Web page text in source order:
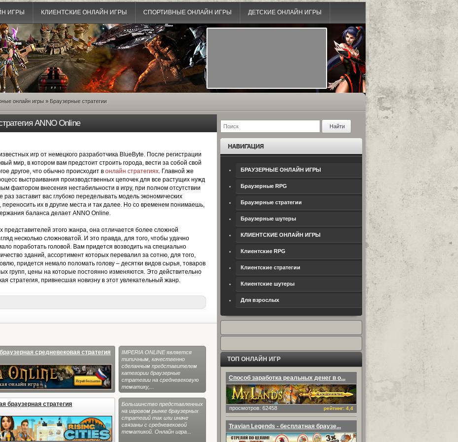
ИГРЫ КЛИЕНТСКИЕ ОНЛАЙН ИГРЫ СПОРТИВНЫЕ ОНЛАЙН ИГРЫ ДЕТСКИЕ ОНЛАЙН ИГРЫ
онлайн игры » Браузерные стратегии
ANNO Online
игр от немецкого разработчика BlueByte. После регистрации
мир, в котором вам предстоит строить города, вести за собой свой
другое, что обычно происходит в онлайн стратегиях. Главной же
выстраивания производственных цепочек для все растущих нужд
фактором внесения нестабильности в игру, при полном отсутствии
заставит вас глубоко переделывать модель экономических
их в другие места и так далее. Но со временем понимаешь,
баланса делает ANNO Online.
представителей этого жанра, она отличается более сложной
несколько сложноватой. И это правда, для того, чтобы удачно
поработать головой. Вам придется возводить на специально
зданий, ассортимент которых перевалил за сотню, для того,
придется немало поломать голову – десятки видов сырья, товаров
групп, цены на которые постоянно изменяются. Это действительно
стратегия, привнесшая новизну в этот увлекательный жанр.
средневековая стратегия
IMPERIA ONLINE является
типичным, качественно
сделанным представителем
категории браузерные
стратегии на средневековую
тематику,...
браузерная стратегия
Большинство представленных
на игровом рынке браузерных
стратегий так или иначе
связаны с средневековой
тематикой. Онлайн игра...
БРАУЗЕРНЫЕ ОНЛАЙН ИГРЫ
Браузерные RPG
Браузерные стратегии
Браузерные шутеры
КЛИЕНТСКИЕ ОНЛАЙН ИГРЫ
Клиентские RPG
Клиентские стратегии
Клиентские шутеры
Для взрослых
ТОП ОНЛАЙН ИГР
Способ заработка реальных денег в о...
просмотров: 62458 рейтинг: 4,4
Travian Legends - бесплатная браузе...